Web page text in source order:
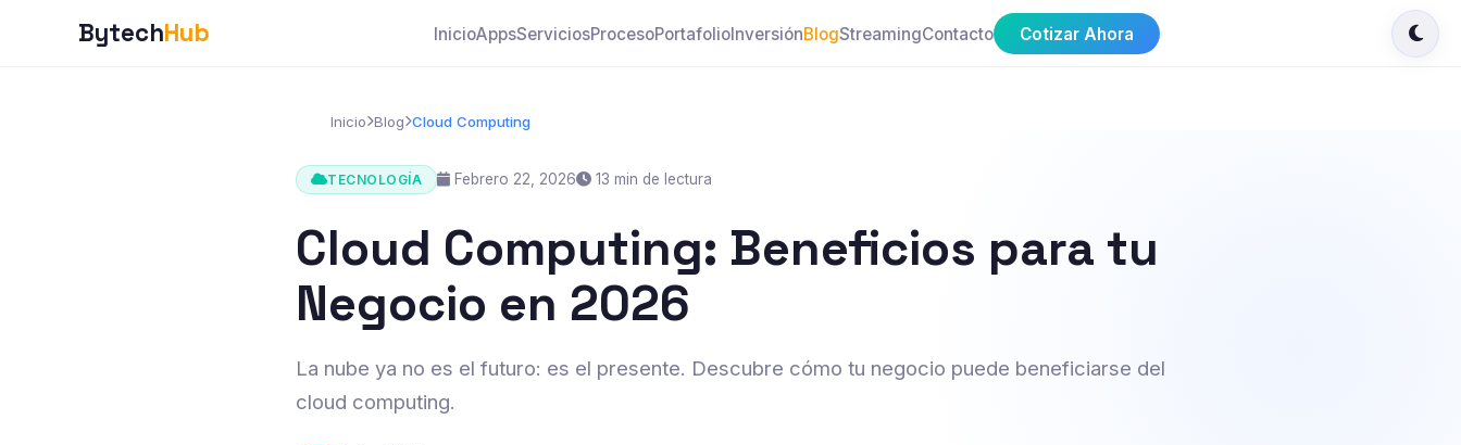
BytechHub InicioAppsServiciosProcesoPortafolioInversiónBlogStreamingContacto Cotizar Ahora
Inicio Blog Cloud Computing
TECNOLOGÍA Febrero 22, 2026 13 min de lectura
Cloud Computing: Beneficios para tu
Negocio en 2026
La nube ya no es el futuro: es el presente. Descubre cómo tu negocio puede beneficiarse del
cloud computing.